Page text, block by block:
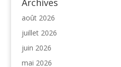
août 2026
juillet 2026
juin 2026
mai 2026